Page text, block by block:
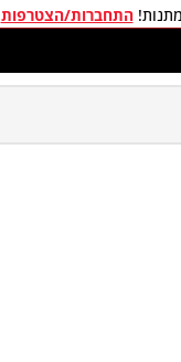
מתנות!התחברות/הצטרפות